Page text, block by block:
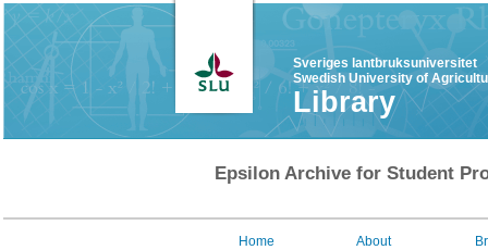
Sveriges lantbruksuniversitet
Swedish University of
Library
Epsilon Archive for Student
Home About